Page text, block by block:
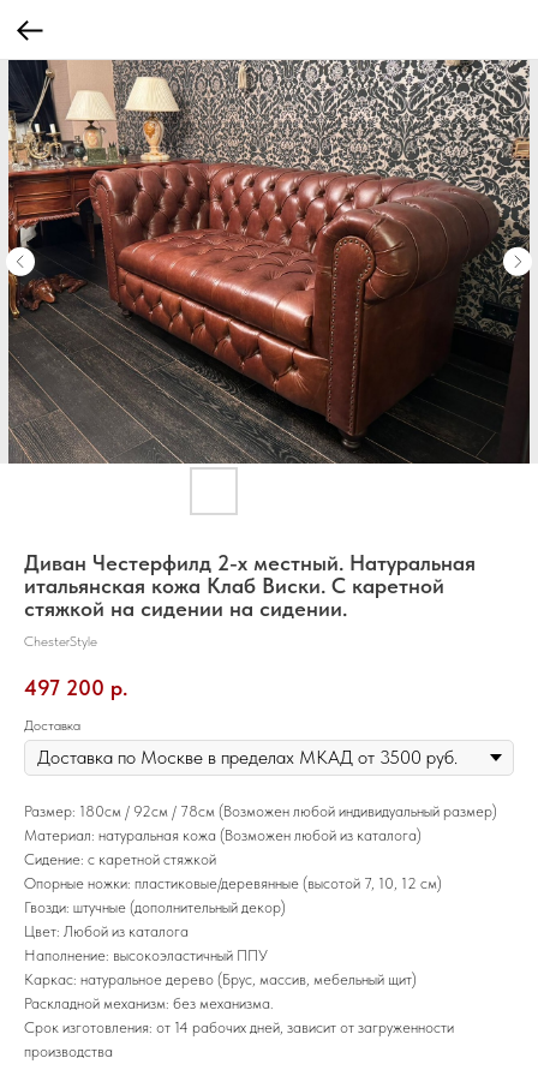
Диван Честерфилд 2-х местный. Натуральная
итальянская кожа Клаб Виски. С каретной
стяжкой на сидении на сидении.
ChesterStyle
497 200 р.
Доставка
Размер: 180см / 92см / 78см (Возможен любой индивидуальный размер)
Материал: натуральная кожа (Возможен любой из каталога)
Сидение: с каретной стяжкой
Опорные ножки: пластиковые/деревянные (высотой 7, 10, 12 см)
Гвозди: штучные (дополнительный декор)
Цвет: Любой из каталога
Наполнение: высокоэластичный ППУ
Каркас: натуральное дерево (Брус, массив, мебельный щит)
Раскладной механизм: без механизма.
Срок изготовления: от 14 рабочих дней, зависит от загруженности
производства